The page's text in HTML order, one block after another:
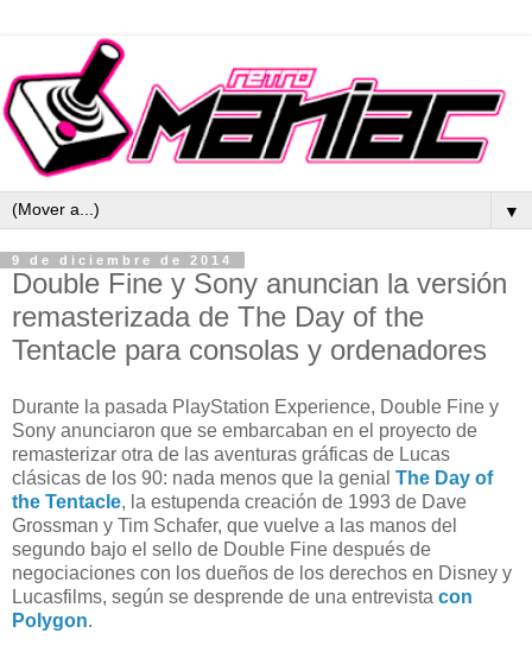
▼
9 de diciembre de 2014
Double Fine y Sony anuncian la versión
remasterizada de The Day of the
Tentacle para consolas y ordenadores
Durante la pasada PlayStation Experience, Double Fine y
Sony anunciaron que se embarcaban en el proyecto de
remasterizar otra de las aventuras gráficas de Lucas
clásicas de los 90: nada menos que la genial The Day of
the Tentacle, la estupenda creación de 1993 de Dave
Grossman y Tim Schafer, que vuelve a las manos del
segundo bajo el sello de Double Fine después de
negociaciones con los dueños de los derechos en Disney y
Lucasfilms, según se desprende de una entrevista con
Polygon.